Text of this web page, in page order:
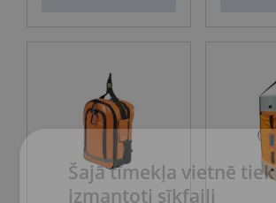
Šajā tīmekļa vietnē tiek
izmantoti sīkfaili